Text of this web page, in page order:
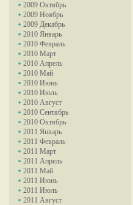
2009 Октябрь
2009 Ноябрь
2009 Декабрь
2010 Январь
2010 Февраль
2010 Март
2010 Апрель
2010 Май
2010 Июнь
2010 Июль
2010 Август
2010 Сентябрь
2010 Октябрь
2011 Январь
2011 Февраль
2011 Март
2011 Апрель
2011 Май
2011 Июнь
2011 Июль
2011 Август